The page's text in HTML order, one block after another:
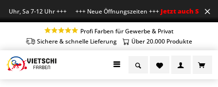
Uhr, Sa 7-12 Uhr +++ +++ Neue Öffnungszeiten +++Jetzt auch Sa
Profi Farben für Gewerbe & Privat
Sichere & schnelle Lieferung
Über 20.000 Produkte